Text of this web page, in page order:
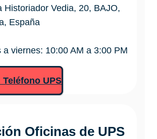
Historiador Vedia, 20, BAJO,
España
a viernes: 10:00 AM a 3:00 PM
Teléfono UPS
Oficinas de UPS